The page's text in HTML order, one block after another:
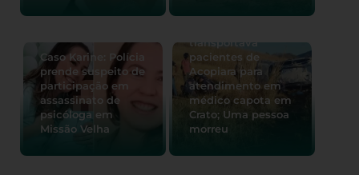
Caso Karine: Polícia
prende suspeito de
participação em
assassinato de
psicóloga em
Missão Velha
transportava
pacientes de
Acopiara para
atendimento em
médico capota em
Crato; Uma pessoa
morreu